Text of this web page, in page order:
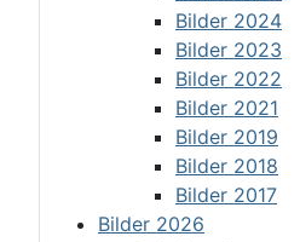
Bilder 2024
Bilder 2023
Bilder 2022
Bilder 2021
Bilder 2019
Bilder 2018
Bilder 2017
Bilder 2026